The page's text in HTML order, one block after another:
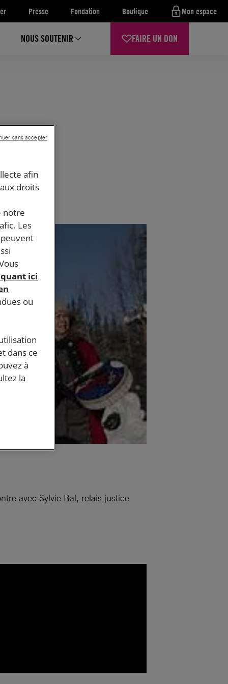
Presse Fondation Boutique Mon espace
NOUS SOUTENIR FAIRE UN DON
avec Sylvie Bal, relais justice
afin
droits
notre
Les
ici
ou
dans ce
à
la
sans accepter